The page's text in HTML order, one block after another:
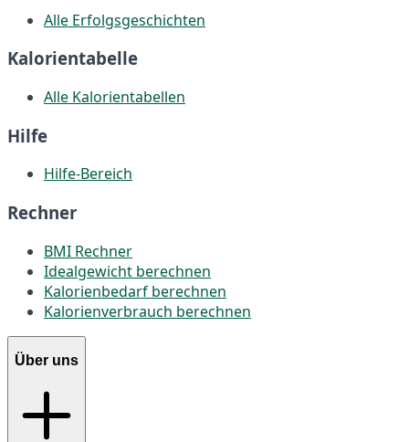
Alle Erfolgsgeschichten
Kalorientabelle
Alle Kalorientabellen
Hilfe
Hilfe-Bereich
Rechner
BMI Rechner
Idealgewicht berechnen
Kalorienbedarf berechnen
Kalorienverbrauch berechnen
Über uns